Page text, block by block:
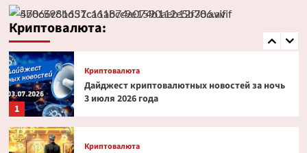
Криптовалюта:
5
Эксперт PlanB допустил снижение биткоина
до $52 000
1
Криптовалюта
Дайджест криптовалютных новостей за ночь
3 июля 2026 года
Криптовалюта